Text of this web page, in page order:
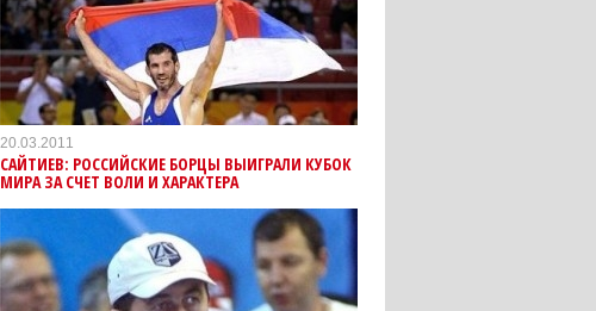
20.03.2011
САЙТИЕВ: РОССИЙСКИЕ БОРЦЫ ВЫИГРАЛИ КУБОК
МИРА ЗА СЧЕТ ВОЛИ И ХАРАКТЕРА